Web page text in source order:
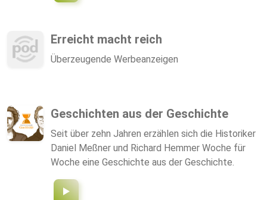
Erreicht macht reich
Überzeugende Werbeanzeigen
Geschichten aus der Geschichte
Seit über zehn Jahren erzählen sich die Historiker
Daniel Meßner und Richard Hemmer Woche für
Woche eine Geschichte aus der Geschichte.